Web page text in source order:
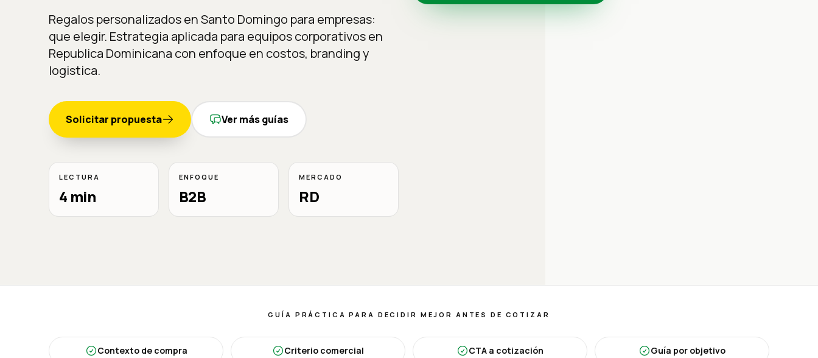
Regalos personalizados en Santo Domingo para empresas:
que elegir. Estrategia aplicada para equipos corporativos en
Republica Dominicana con enfoque en costos, branding y
logistica.
Solicitar propuesta Ver más guías
LECTURA
4 min
ENFOQUE
B2B
MERCADO
RD
GUÍA PRÁCTICA PARA DECIDIR MEJOR ANTES DE COTIZAR
Contexto de compra Criterio comercial CTA a cotización Guía por objetivo